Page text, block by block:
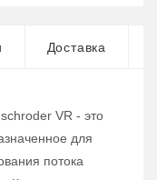
Доставка
VR - это
для
потока